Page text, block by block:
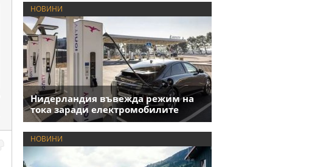
НОВИНИ
Нидерландия въвежда режим на
тока заради електромобилите
НОВИНИ